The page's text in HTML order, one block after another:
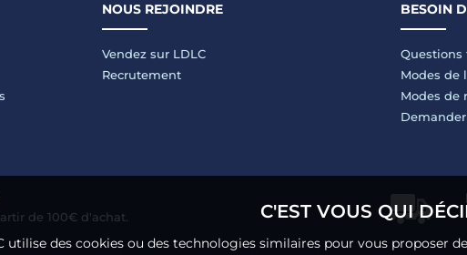
NOUS REJOINDRE
Vendez sur LDLC
Recrutement
BESOIN
Questions
Modes de
Modes de
de 100€ d'achat. C'EST VOUS QUI
utilise des cookies ou des technologies similaires pour vous proposer